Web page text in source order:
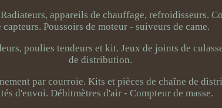
appareils de chauffage, refroidisseurs.
capteurs. Poussoirs de moteur - suiveurs de came.
poulies tendeurs et kit. Jeux de joints de
de distribution.
par courroie. Kits et pièces de chaîne de
d'envoi. Débitmètres d'air - Compteur de masse.